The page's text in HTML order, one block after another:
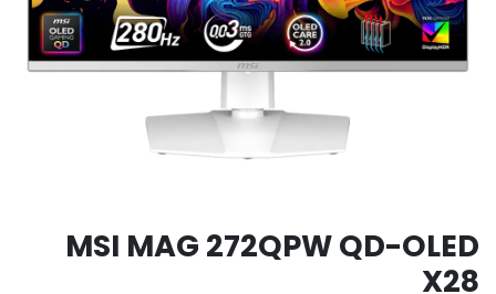
MSI MAG 272QPW QD-OLED
X28